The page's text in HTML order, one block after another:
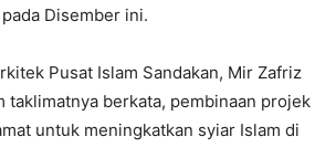
Disember ini.
Pusat Islam Sandakan, Mir Zafriz
taklimatnya berkata, pembinaan projek
untuk meningkatkan syiar Islam di